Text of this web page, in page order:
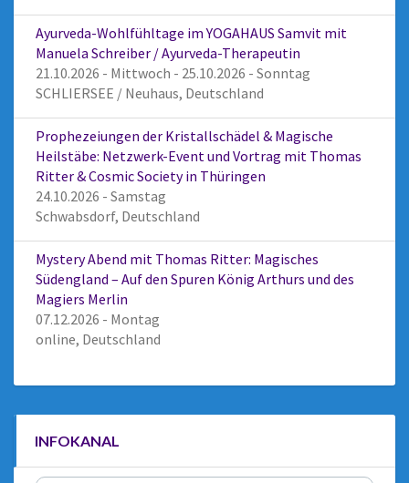
Ayurveda-Wohlfühltage im YOGAHAUS Samvit mit
Manuela Schreiber / Ayurveda-Therapeutin
21.10.2026 - Mittwoch - 25.10.2026 - Sonntag
SCHLIERSEE / Neuhaus, Deutschland
Prophezeiungen der Kristallschädel & Magische
Heilstäbe: Netzwerk-Event und Vortrag mit Thomas
Ritter & Cosmic Society in Thüringen
24.10.2026 - Samstag
Schwabsdorf, Deutschland
Mystery Abend mit Thomas Ritter: Magisches
Südengland – Auf den Spuren König Arthurs und des
Magiers Merlin
07.12.2026 - Montag
online, Deutschland
INFOKANAL